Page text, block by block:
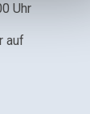
Uhr
auf